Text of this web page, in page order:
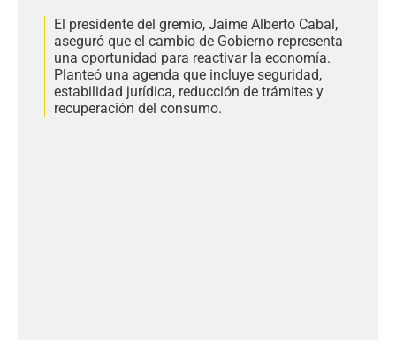
El presidente del gremio, Jaime Alberto Cabal,
aseguró que el cambio de Gobierno representa
una oportunidad para reactivar la economía.
Planteó una agenda que incluye seguridad,
estabilidad jurídica, reducción de trámites y
recuperación del consumo.